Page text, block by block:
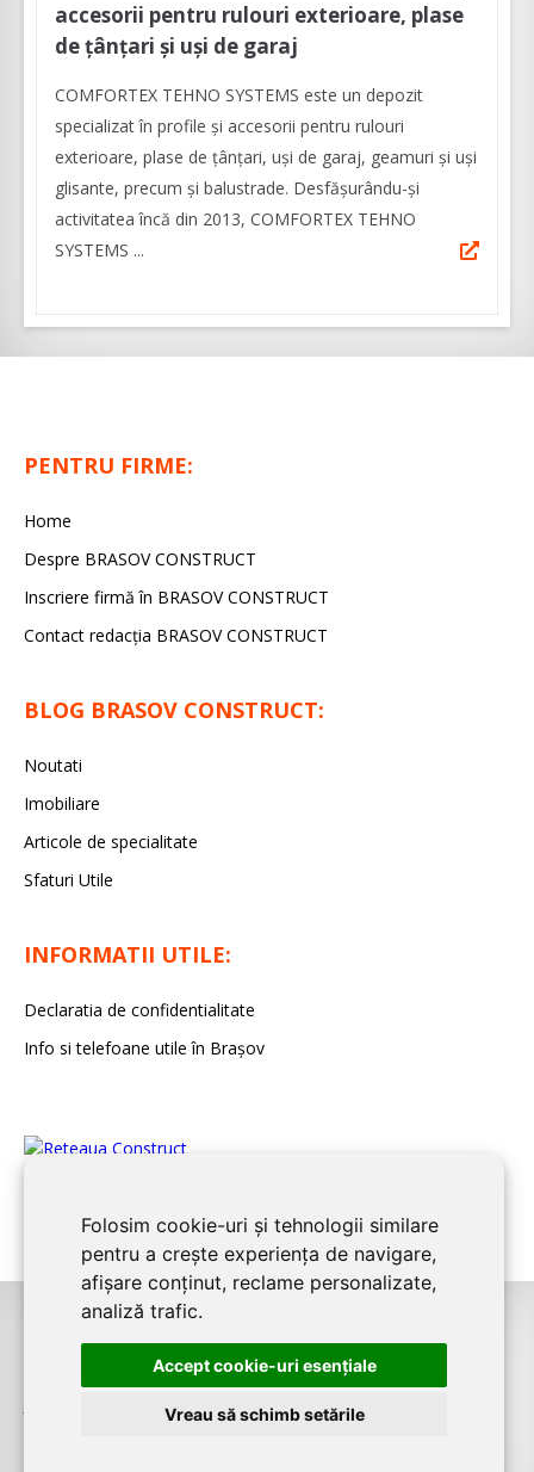
Folosim cookie-uri și tehnologii similare
pentru a crește experiența de navigare,
afișare conținut, reclame personalizate,
analiză trafic.
Accept cookie-uri esenţiale
Vreau să schimb setările
accesorii pentru rulouri exterioare, plase
de țânțari și uși de garaj
COMFORTEX TEHNO SYSTEMS este un depozit
specializat în profile și accesorii pentru rulouri
exterioare, plase de țânțari, uși de garaj, geamuri și uși
glisante, precum și balustrade. Desfășurându-și
activitatea încă din 2013, COMFORTEX TEHNO
SYSTEMS ...
PENTRU FIRME:
Home
Despre BRASOV CONSTRUCT
Inscriere firmă în BRASOV CONSTRUCT
Contact redacţia BRASOV CONSTRUCT
BLOG BRASOV CONSTRUCT:
Noutati
Imobiliare
Articole de specialitate
Sfaturi Utile
INFORMATII UTILE:
Declaratia de confidentialitate
Info si telefoane utile în Braşov
©2008-2026BRASOV CONSTRUCTeste un serviciu de promovare online
pentru firme. Proiect digital dezvoltat deLIVE COMMUNICATIONS SRL
J12/4191/2006, RO19492087, Cap.Soc. 5000 LEI